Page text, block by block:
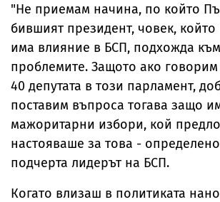
"Не приемам начина, по който
бившият президент, човек,
има влияние в БСП, подхожда
проблемите. Защото ако
40 депутата в този парламент,
поставим въпроса тогава защо
мажоритарни избори, кой
настояваше за това -
подчерта лидерът на БСП.
Когато влизаш в политиката